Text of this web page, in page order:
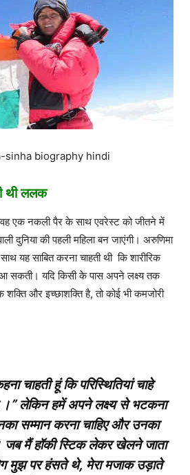
sinha biography hindi
थी ललक
वह एक नकली पैर के साथ एवरेस्ट को जीतने में
दुनिया की पहली महिला बन जाएंगी। अरुणिमा
यह साबित करना चाहती थी कि शारीरिक
आ सकती। यदि किसी के पास अपने लक्ष्य तक
और इच्छाशक्ति है, तो कोई भी कमजोरी
चाहती हूं कि परिस्थितियां चाहे
।” लेकिन हमें अपने लक्ष्य से भटकना
सम्मान करना चाहिए और उनका
जब मैं हॉकी स्टिक लेकर खेलने जाता
मुझ पर हंसते थे, मेरा मजाक उड़ाते